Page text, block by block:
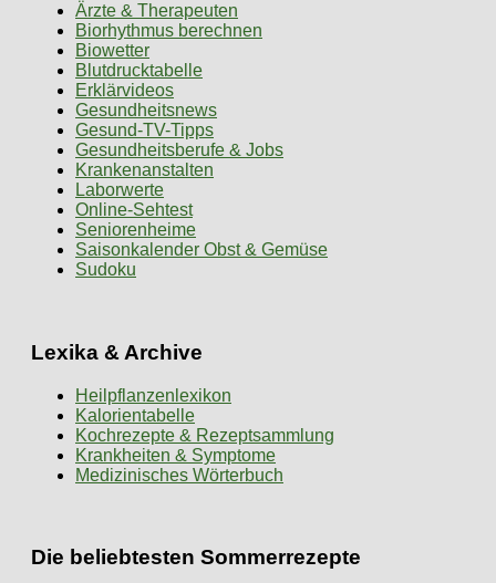
Ärzte & Therapeuten
Biorhythmus berechnen
Biowetter
Blutdrucktabelle
Erklärvideos
Gesundheitsnews
Gesund-TV-Tipps
Gesundheitsberufe & Jobs
Krankenanstalten
Laborwerte
Online-Sehtest
Seniorenheime
Saisonkalender Obst & Gemüse
Sudoku
Lexika & Archive
Heilpflanzenlexikon
Kalorientabelle
Kochrezepte & Rezeptsammlung
Krankheiten & Symptome
Medizinisches Wörterbuch
Die beliebtesten Sommerrezepte